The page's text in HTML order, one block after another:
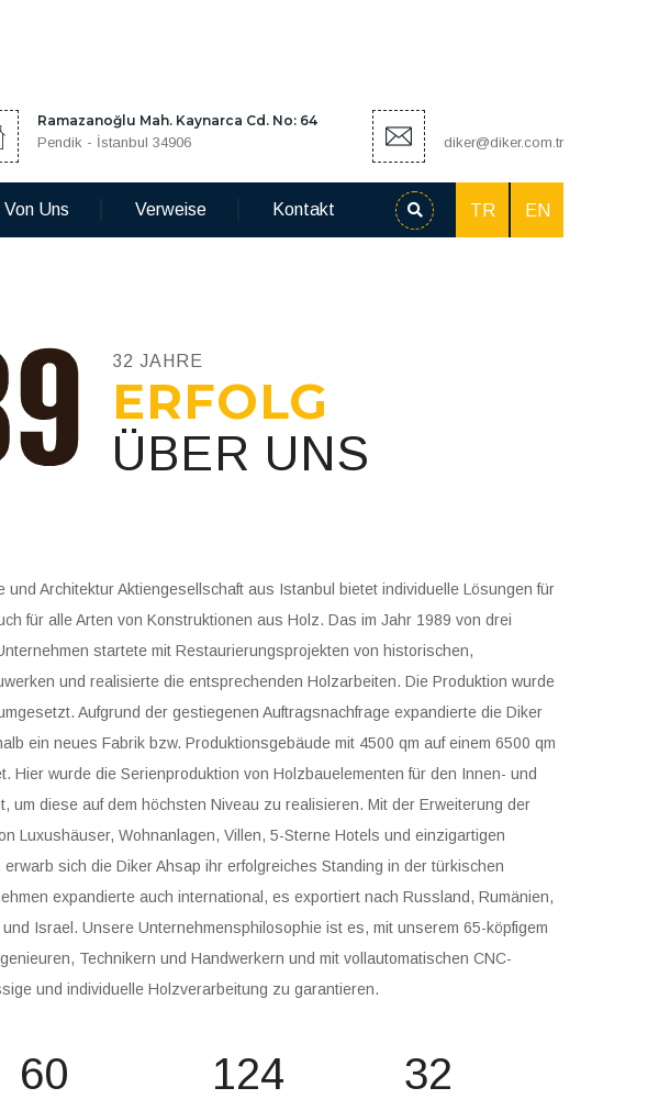
Ramazanoğlu Mah. Kaynarca Cd. No: 64
Pendik - İstanbul 34906
diker@diker.com.tr
Von Uns Verweise Kontakt TR EN
32 JAHRE
ERFOLG
ÜBER UNS
und Architektur Aktiengesellschaft aus Istanbul bietet individuelle Lösungen für
für alle Arten von Konstruktionen aus Holz. Das im Jahr 1989 von drei
startete mit Restaurierungsprojekten von historischen,
und realisierte die entsprechenden Holzarbeiten. Die Produktion wurde
Aufgrund der gestiegenen Auftragsnachfrage expandierte die Diker
ein neues Fabrik bzw. Produktionsgebäude mit 4500 qm auf einem 6500 qm
Hier wurde die Serienproduktion von Holzbauelementen für den Innen- und
um diese auf dem höchsten Niveau zu realisieren. Mit der Erweiterung der
Luxushäuser, Wohnanlagen, Villen, 5-Sterne Hotels und einzigartigen
sich die Diker Ahsap ihr erfolgreiches Standing in der türkischen
expandierte auch international, es exportiert nach Russland, Rumänien,
Israel. Unsere Unternehmensphilosophie ist es, mit unserem 65-köpfigem
Technikern und Handwerkern und mit vollautomatischen CNC-
und individuelle Holzverarbeitung zu garantieren.
60 124 32